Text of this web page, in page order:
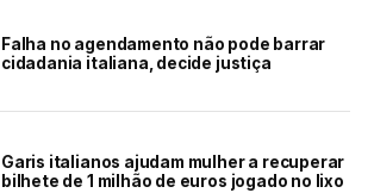
Falha no agendamento não pode barrar
cidadania italiana, decide justiça
Garis italianos ajudam mulher a recuperar
bilhete de 1 milhão de euros jogado no lixo